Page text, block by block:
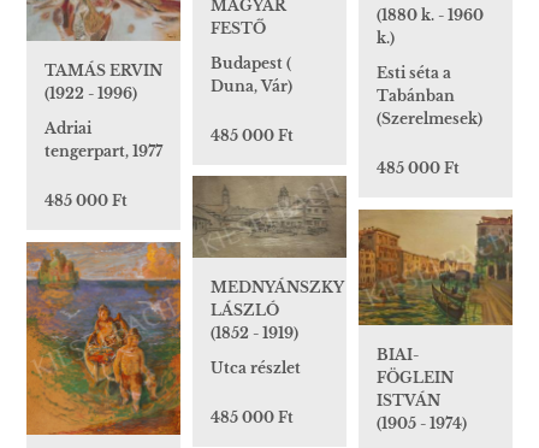
MAGYAR
FESTŐ
Budapest (
Duna, Vár)
485 000 Ft
(1880 k. - 1960
k.)
Esti séta a
Tabánban
(Szerelmesek)
485 000 Ft
TAMÁS ERVIN
(1922 - 1996)
Adriai
tengerpart, 1977
485 000 Ft
MEDNYÁNSZKY
LÁSZLÓ
(1852 - 1919)
Utca részlet
485 000 Ft
BIAI-
FÖGLEIN
ISTVÁN
(1905 - 1974)